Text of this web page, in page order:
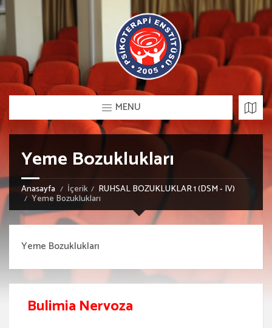
MENU
Yeme Bozuklukları
Anasayfa İçerik RUHSAL BOZUKLUKLAR 1 (DSM - IV)
Yeme Bozuklukları
Yeme Bozuklukları
Bulimia Nervoza